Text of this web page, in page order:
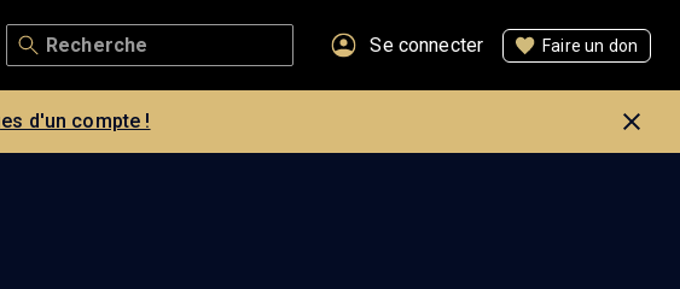
Se connecter Faire un don
d'un compte !